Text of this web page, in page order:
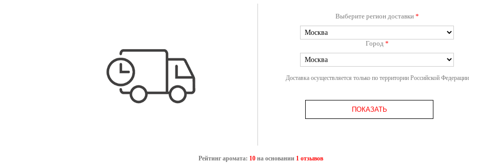
Выберите регион доставки *
Город *
Доставка осуществляется только по территории Российской Федерации
ПОКАЗАТЬ
Рейтинг аромата: 10на основании 1 отзывов